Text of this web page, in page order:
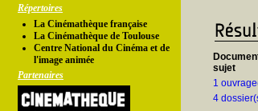
Répertoires
La Cinémathèque française
La Cinémathèque de Toulouse
Centre National du Cinéma et de
l'image animée
Partenaires
sujet
1
4